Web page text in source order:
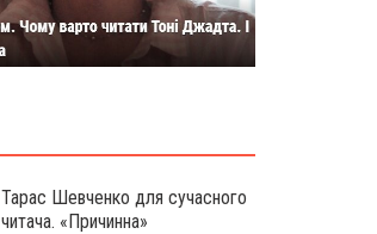
Тарас Шевченко для сучасного
читача. «Причинна»